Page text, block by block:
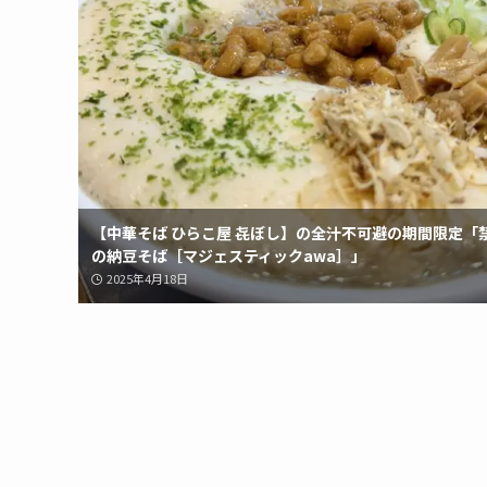
【中華そば ひらこ屋 㐂ぼし】の全汁不可避の期間限定「
の納豆そば［マジェスティックawa］」
2025年4月18日